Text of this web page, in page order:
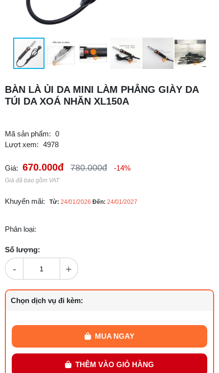
BÀN LÀ ỦI DA MINI LÀM PHẲNG GIÀY DA
TÚI DA XOÁ NHĂN XL150A
Mã sản phẩm: 0
Lượt xem: 4978
Giá: 670.000đ 780.000đ -14%
Giá đã bao gồm VAT
Khuyến mãi: Từ: 24/01/2026 Đến: 24/01/2027
Phân loại:
Số lượng:
- +
Chọn dịch vụ đi kèm:
MUA NGAY
THÊM VÀO GIỎ HÀNG